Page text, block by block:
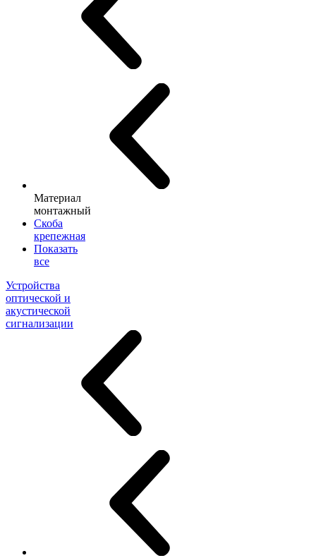
Материал
монтажный
Скоба
крепежная
Показать
все
Устройства
оптической и
акустической
сигнализации